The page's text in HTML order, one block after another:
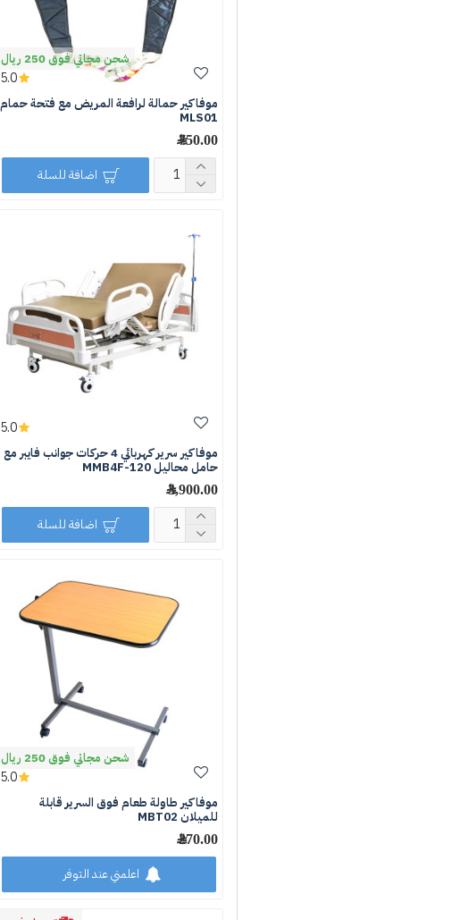
شحن مجاني فوق 250 ريال
موفاكير حمالة لرافعة المريض مع فتحة حمام
MLS01
750.00 ﷼
5.0
اضافة للسلة
موفاكير سرير كهربائي 4 حركات جوانب فايبر مع
حامل محاليل MMB4F-120
3,900.00 ﷼
5.0
اضافة للسلة
شحن مجاني فوق 250 ريال
موفاكير طاولة طعام فوق السرير قابلة
للميلان MBT02
270.00 ﷼
5.0
اعلمني عند التوفر